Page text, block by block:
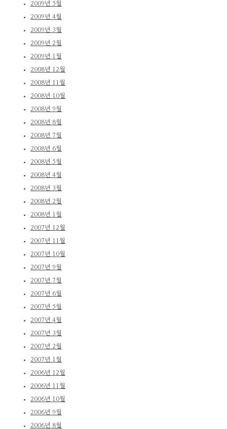
2009년 5월
2009년 4월
2009년 3월
2009년 2월
2009년 1월
2008년 12월
2008년 11월
2008년 10월
2008년 9월
2008년 8월
2008년 7월
2008년 6월
2008년 5월
2008년 4월
2008년 3월
2008년 2월
2008년 1월
2007년 12월
2007년 11월
2007년 10월
2007년 9월
2007년 7월
2007년 6월
2007년 5월
2007년 4월
2007년 3월
2007년 2월
2007년 1월
2006년 12월
2006년 11월
2006년 10월
2006년 9월
2006년 8월